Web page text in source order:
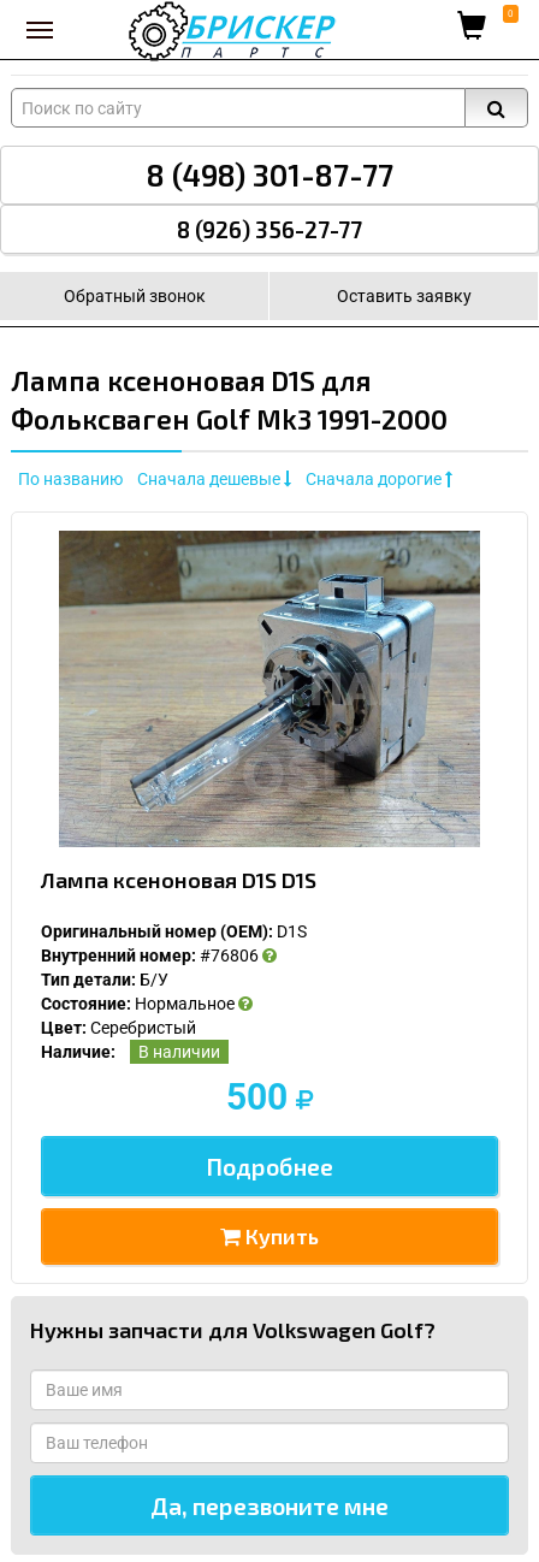
Вход для поставщиков 0
8 (498) 301-87-77
8 (926) 356-27-77
Обратный звонок Оставить заявку
Лампа ксеноновая D1S для
Фольксваген Golf Mk3 1991-2000
По названию Сначала дешевые Сначала дорогие
Лампа ксеноновая D1S D1S
Оригинальный номер (OEM): D1S
Внутренний номер: #76806
Тип детали: Б/У
Состояние: Нормальное
Цвет: Серебристый
Наличие:
В наличии
500
Подробнее
Купить
Нужны запчасти для Volkswagen Golf?